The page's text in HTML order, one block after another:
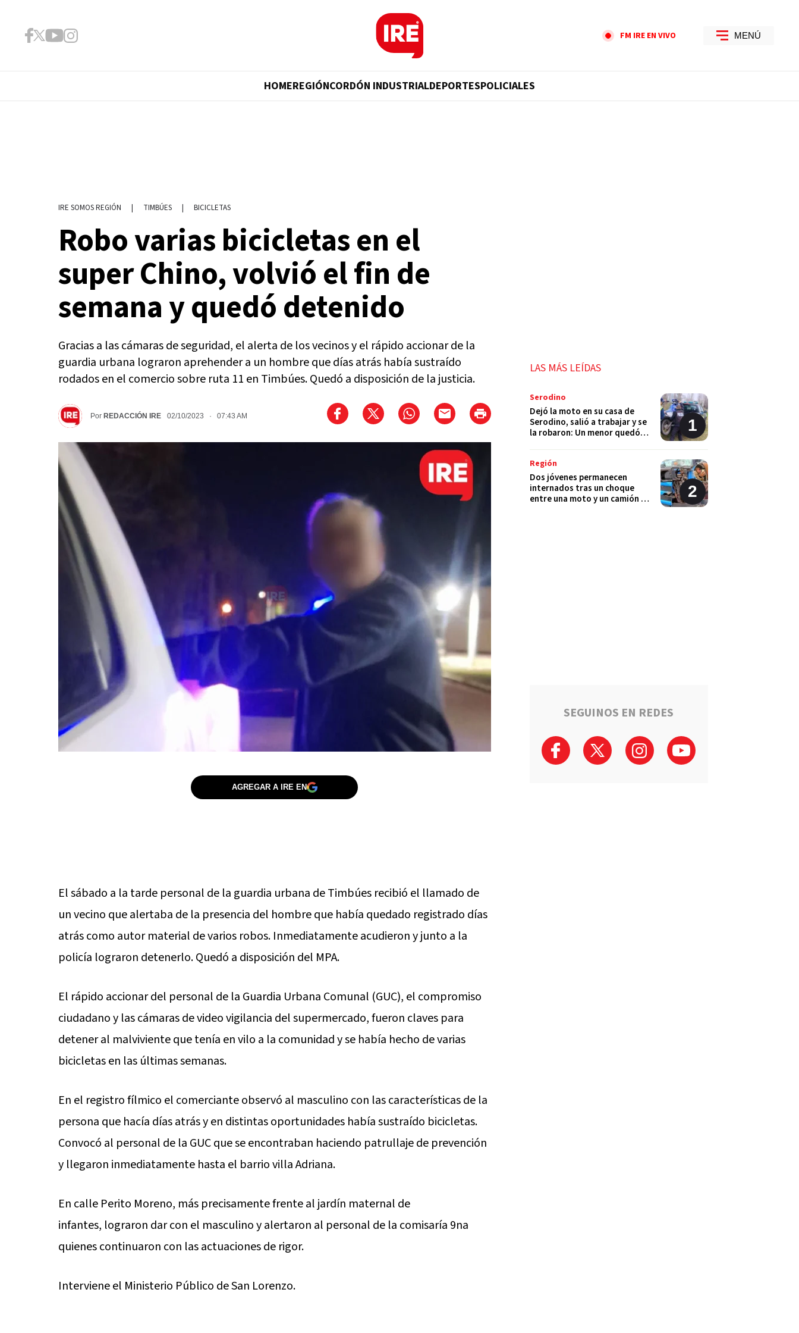
FM IRE EN VIVO MENÚ
HOMEREGIÓNCORDÓN INDUSTRIALDEPORTESPOLICIALES
IRE SOMOS REGIÓN | TIMBÚES | BICICLETAS
Robo varias bicicletas en el
super Chino, volvió el fin de
semana y quedó detenido
Gracias a las cámaras de seguridad, el alerta de los vecinos y el rápido accionar de la
guardia urbana lograron aprehender a un hombre que días atrás había sustraído
rodados en el comercio sobre ruta 11 en Timbúes. Quedó a disposición de la justicia.
Por REDACCIÓN IRE 02/10/2023 · 07:43 AM
AGREGAR A IRE EN
El sábado a la tarde personal de la guardia urbana de Timbúes recibió el llamado de
un vecino que alertaba de la presencia del hombre que había quedado registrado días
atrás como autor material de varios robos. Inmediatamente acudieron y junto a la
policía lograron detenerlo. Quedó a disposición del MPA.
El rápido accionar del personal de la Guardia Urbana Comunal (GUC), el compromiso
ciudadano y las cámaras de video vigilancia del supermercado, fueron claves para
detener al malviviente que tenía en vilo a la comunidad y se había hecho de varias
bicicletas en las últimas semanas.
En el registro fílmico el comerciante observó al masculino con las características de la
persona que hacía días atrás y en distintas oportunidades había sustraído bicicletas.
Convocó al personal de la GUC que se encontraban haciendo patrullaje de prevención
y llegaron inmediatamente hasta el barrio villa Adriana.
En calle Perito Moreno, más precisamente frente al jardín maternal de
infantes, lograron dar con el masculino y alertaron al personal de la comisaría 9na
quienes continuaron con las actuaciones de rigor.
Interviene el Ministerio Público de San Lorenzo.
LAS MÁS LEÍDAS
Serodino
Dejó la moto en su casa de
Serodino, salió a trabajar y se
la robaron: Un menor quedó
Región
Dos jóvenes permanecen
internados tras un choque
entre una moto y un camión en
"Solo quería darle una
oportunidad"SEGUINOS EN REDES